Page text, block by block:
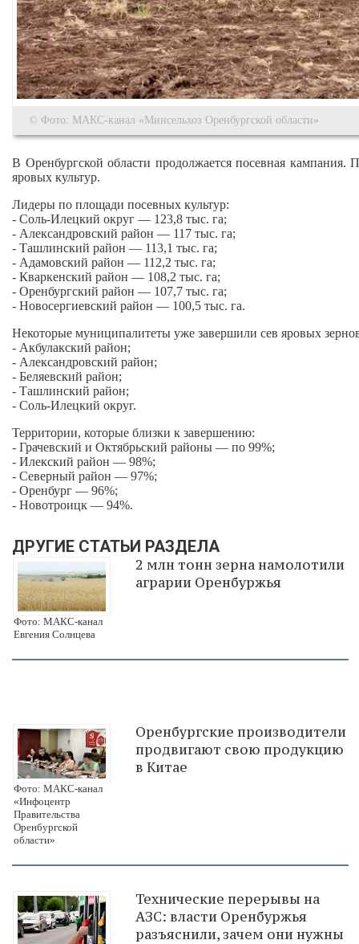
© Фото: МАКС-канал «Минсельхоз Оренбургской области»
В Оренбургской области продолжается посевная
яровых культур.
Лидеры по площади посевных культур:
- Соль‑Илецкий округ — 123,8 тыс. га;
- Александровский район — 117 тыс. га;
- Ташлинский район — 113,1 тыс. га;
- Адамовский район — 112,2 тыс. га;
- Кваркенский район — 108,2 тыс. га;
- Оренбургский район — 107,7 тыс. га;
- Новосергиевский район — 100,5 тыс. га.
Некоторые муниципалитеты уже завершили сев яровых
- Акбулакский район;
- Александровский район;
- Беляевский район;
- Ташлинский район;
- Соль‑Илецкий округ.
Территории, которые близки к завершению:
- Грачевский и Октябрьский районы — по 99%;
- Илекский район — 98%;
- Северный район — 97%;
- Оренбург — 96%;
- Новотроицк — 94%.
ДРУГИЕ СТАТЬИ РАЗДЕЛА
Фото: МАКС-канал
Евгения Солнцева
2 млн тонн зерна намолотили
аграрии Оренбуржья
Фото: МАКС-канал
«Инфоцентр
Правительства
Оренбургской
области»
Оренбургские производители
продвигают свою продукцию
в Китае
Технические перерывы на
АЗС: власти Оренбуржья
разъяснили, зачем они нужны